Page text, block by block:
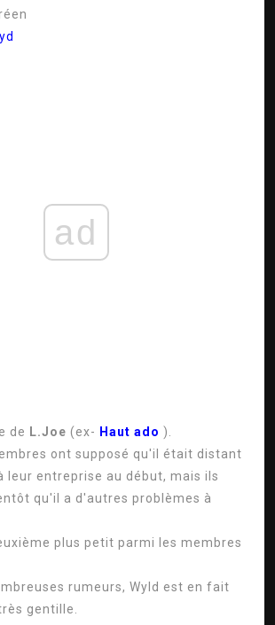
ad
de L.Joe (ex- Haut ado ).
ont supposé qu'il était distant
entreprise au début, mais ils
qu'il a d'autres problèmes à
plus petit parmi les membres
rumeurs, Wyld est en fait
gentille.